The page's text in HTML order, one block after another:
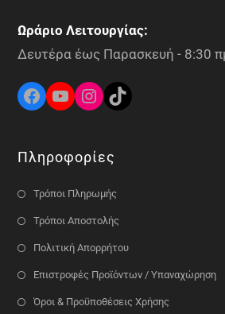
Ωράριο Λειτουργίας:
Δευτέρα έως Παρασκευή - 8:30
Πληροφορίες
Τρόποι Πληρωμής
Τρόποι Αποστολής
Πολιτική Απορρήτου
Επιστροφές Προϊόντων / Υπαναχώρηση
Όροι & Προϋποθέσεις Χρήσης